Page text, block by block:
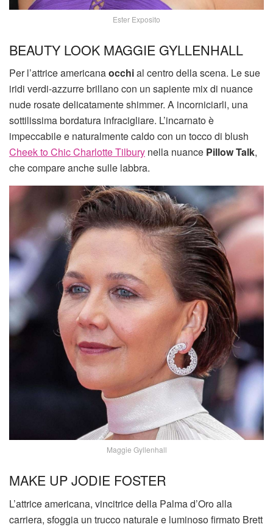
Ester Exposito
BEAUTY LOOK MAGGIE GYLLENHALL
Per l’attrice americanaocchial centro della scena. Le sue
iridi verdi-azzurre brillano con un sapiente mix di nuance
nude rosate delicatamente shimmer. A incorniciarli, una
sottilissima bordatura infracigliare. L’incarnato è
impeccabile e naturalmente caldo con un tocco di blush
Cheek to Chic Charlotte Tilbury nella nuance Pillow Talk,
che compare anche sulle labbra.
Maggie Gyllenhall
MAKE UP JODIE FOSTER
L’attrice americana, vincitrice della Palma d’Oro alla
carriera, sfoggia un trucco naturale e luminoso firmato Brett